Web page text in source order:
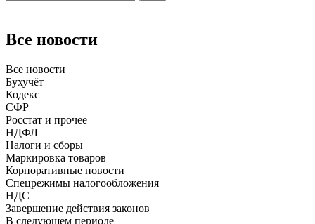
Все новости
Все новости
Бухучёт
Кодекс
СФР
Росстат и прочее
НДФЛ
Налоги и сборы
Маркировка товаров
Корпоративные новости
Спецрежимы налогообложения
НДС
Завершение действия законов
В следующем периоде